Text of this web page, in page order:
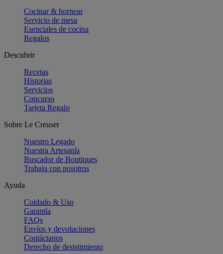
Cocinar & hornear
Servicio de mesa
Esenciales de cocina
Regalos
Descubrir
Recetas
Historias
Servicios
Concurso
Tarjeta Regalo
Sobre Le Creuset
Nuestro Legado
Nuestra Artesanía
Buscador de Boutiques
Trabaja con nosotros
Ayuda
Cuidado & Uso
Garantía
FAQs
Envíos y devoluciones
Contáctanos
Derecho de desistimiento